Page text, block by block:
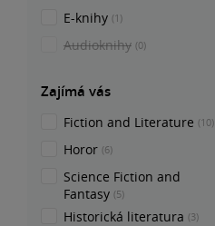
E-knihy (1)
Audioknihy (0)
Zajímá vás
Fiction and Literature (10)
Horor (6)
Science Fiction and
Fantasy (5)
Historická literatura (3)